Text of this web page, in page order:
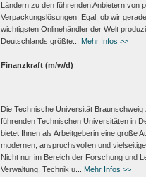
Ländern zu den führenden Anbietern von
Verpackungs­lösungen. Egal, ob wir
wichtigsten Onlinehändler der Welt
Deutschlands größte...
Mehr Infos >>
Finanzkraft (m/w/d)
Die Technische Universität Braunschweig
führenden Technischen Universitäten in
bietet Ihnen als Arbeit­geberin eine große
modernen, anspruchsvollen und
Nicht nur im Bereich der Forschung und
Verwaltung, Technik u...
Mehr Infos >>